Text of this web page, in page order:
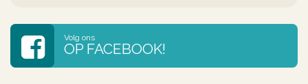
Volg ons
OP FACEBOOK!